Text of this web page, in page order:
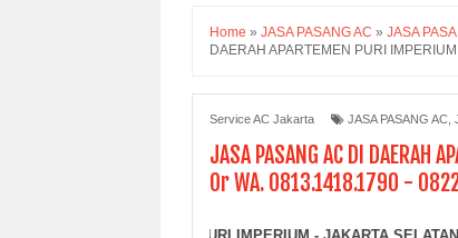
Home » JASA PASANG AC » JASA
DAERAH APARTEMEN PURI
Service AC Jakarta JASA PASANG AC
JASA PASANG AC DI DAERAH
Or WA. 0813.1418.1790 -